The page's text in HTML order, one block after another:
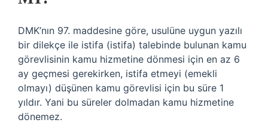
DMK’nın 97. maddesine göre, usulüne uygun yazılı
bir dilekçe ile istifa (istifa) talebinde bulunan kamu
görevlisinin kamu hizmetine dönmesi için en az 6
ay geçmesi gerekirken, istifa etmeyi (emekli
olmayı) düşünen kamu görevlisi için bu süre 1
yıldır. Yani bu süreler dolmadan kamu hizmetine
dönemez.